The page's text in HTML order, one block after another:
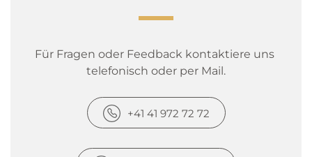
Für Fragen oder Feedback kontaktiere uns
telefonisch oder per Mail.
+41 41 972 72 72